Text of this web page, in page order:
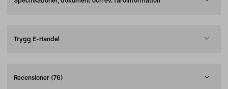
Trygg E-Handel
Recensioner (76)